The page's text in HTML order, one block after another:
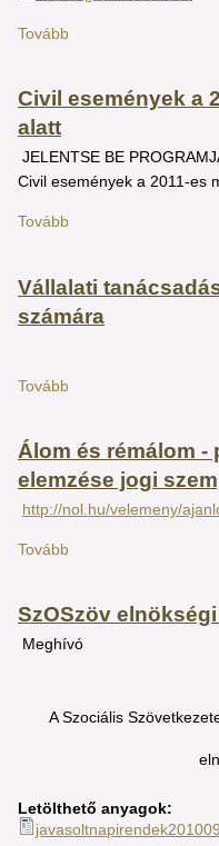
Tovább
Civil események a
alatt
JELENTSE BE
Civil események a 2011-es
Tovább
Vállalati
számára
Tovább
Álom és rémálom -
elemzése jogi
http://nol.hu/velemeny/
Tovább
SzOSzöv
Meghívó
A Szociális
Letölthető anyagok: